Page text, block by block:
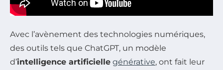
Avec l’avènement des technologies numériques,
des outils tels que ChatGPT, un modèle
d’intelligence artificielle générative, ont fait leur